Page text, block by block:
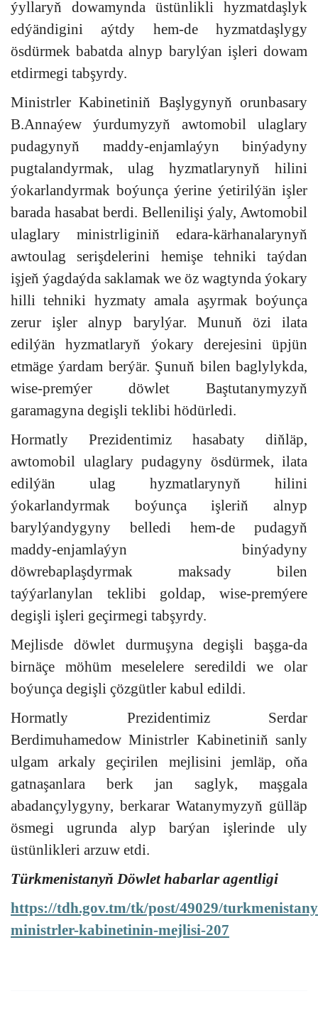
ýyllaryň dowamynda üstünlikli hyzmatdaşlyk
edýändigini aýtdy hem-de hyzmatdaşlygy
ösdürmek babatda alnyp barylýan işleri dowam
etdirmegi tabşyrdy.
Ministrler Kabinetiniň Başlygynyň orunbasary
B.Annaýew ýurdumyzyň awtomobil ulaglary
pudagynyň maddy-enjamlaýyn binýadyny
pugtalandyrmak, ulag hyzmatlarynyň hilini
ýokarlandyrmak boýunça ýerine ýetirilýän işler
barada hasabat berdi. Bellenilişi ýaly, Awtomobil
ulaglary ministrliginiň edara-kärhanalarynyň
awtoulag serişdelerini hemişe tehniki taýdan
işjeň ýagdaýda saklamak we öz wagtynda ýokary
hilli tehniki hyzmaty amala aşyrmak boýunça
zerur işler alnyp barylýar. Munuň özi ilata
edilýän hyzmatlaryň ýokary derejesini üpjün
etmäge ýardam berýär. Şunuň bilen baglylykda,
wise-premýer döwlet Baştutanymyzyň
garamagyna degişli teklibi hödürledi.
Hormatly Prezidentimiz hasabaty diňläp,
awtomobil ulaglary pudagyny ösdürmek, ilata
edilýän ulag hyzmatlarynyň hilini
ýokarlandyrmak boýunça işleriň alnyp
barylýandygyny belledi hem-de pudagyň
maddy-enjamlaýyn binýadyny
döwrebaplaşdyrmak maksady bilen
taýýarlanylan teklibi goldap, wise-premýere
degişli işleri geçirmegi tabşyrdy.
Mejlisde döwlet durmuşyna degişli başga-da
birnäçe möhüm meselelere seredildi we olar
boýunça degişli çözgütler kabul edildi.
Hormatly Prezidentimiz Serdar
Berdimuhamedow Ministrler Kabinetiniň sanly
ulgam arkaly geçirilen mejlisini jemläp, oňa
gatnaşanlara berk jan saglyk, maşgala
abadançylygyny, berkarar Watanymyzyň gülläp
ösmegi ugrunda alyp barýan işlerinde uly
üstünlikleri arzuw etdi.
Türkmenistanyň Döwlet habarlar agentligi
https://tdh.gov.tm/tk/post/49029/
ministrler-kabinetinin-mejlisi-207